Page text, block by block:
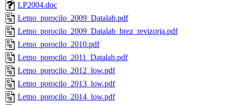
LP2004.doc
Letno_porocilo_2009_Datalab.pdf
Letno_porocilo_2009_Datalab_brez_revizorja.pdf
Letno_porocilo_2010.pdf
Letno_porocilo_2011_Datalab.pdf
Letno_porocilo_2012_low.pdf
Letno_porocilo_2013_low.pdf
Letno_porocilo_2014_low.pdf